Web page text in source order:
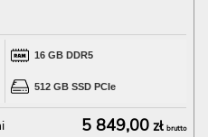
16 GB DDR5
512 GB SSD PCIe
5 849,00 zł brutto